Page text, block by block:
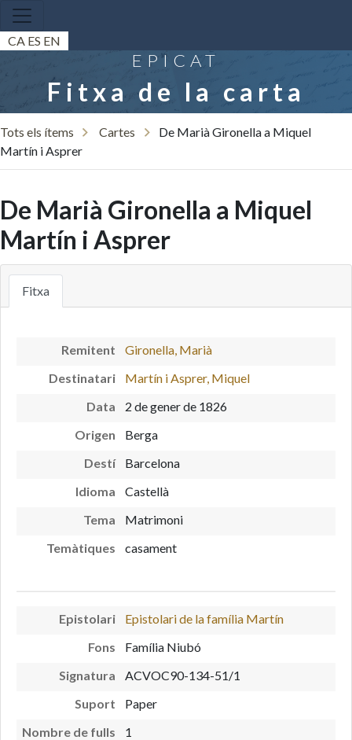
CA ES EN
EPICAT
Fitxa de la carta
Tots els ítems Cartes
De Marià Gironella a Miquel
Martín i Asprer
De Marià Gironella a Miquel
Martín i Asprer
Fitxa
Remitent
Gironella, Marià
Destinatari
Martín i Asprer, Miquel
Data
2 de gener de 1826
Origen
Berga
Destí
Barcelona
Idioma
Castellà
Tema
Matrimoni
Temàtiques
casament
Epistolari
Epistolari de la família Martín
Fons
Família Niubó
Signatura
ACVOC90-134-51/1
Suport
Paper
Nombre de fulls
1